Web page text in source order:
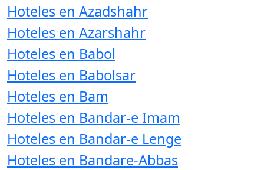
Hoteles en Azadshahr
Hoteles en Azarshahr
Hoteles en Babol
Hoteles en Babolsar
Hoteles en Bam
Hoteles en Bandar-e Imam
Hoteles en Bandar-e Lenge
Hoteles en Bandare-Abbas